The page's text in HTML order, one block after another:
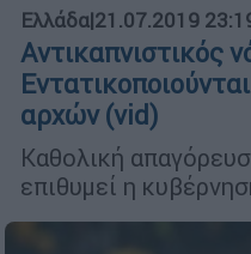
Ελλάδα|21.07.2019
Αντικαπνιστικός
αρχών (vid)
Καθολική
επιθυμεί η